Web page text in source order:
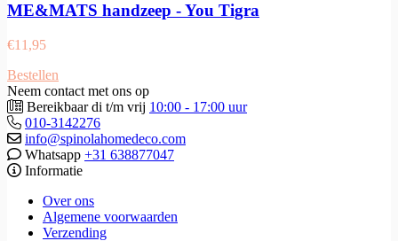
ME&MATS handzeep - You Tigra
€11,95
Bestellen
Neem contact met ons op
Bereikbaar di t/m vrij 10:00 - 17:00 uur
010-3142276
info@spinolahomedeco.com
Whatsapp +31 638877047
Informatie
Over ons
Algemene voorwaarden
Verzending